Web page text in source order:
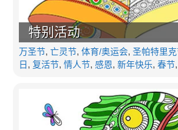
特别活动
万圣节, 亡灵节, 体育/奥运会, 圣帕特里
日 , 复活节, 情人节, 感恩, 新年快乐, 春节,